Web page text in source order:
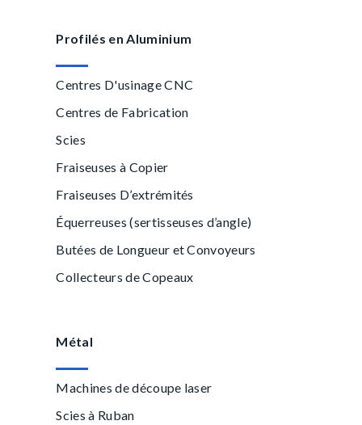
Profilés en Aluminium
Centres D'usinage CNC
Centres de Fabrication
Scies
Fraiseuses à Copier
Fraiseuses D’extrémités
Équerreuses (sertisseuses d’angle)
Butées de Longueur et Convoyeurs
Collecteurs de Copeaux
Métal
Machines de découpe laser
Scies à Ruban